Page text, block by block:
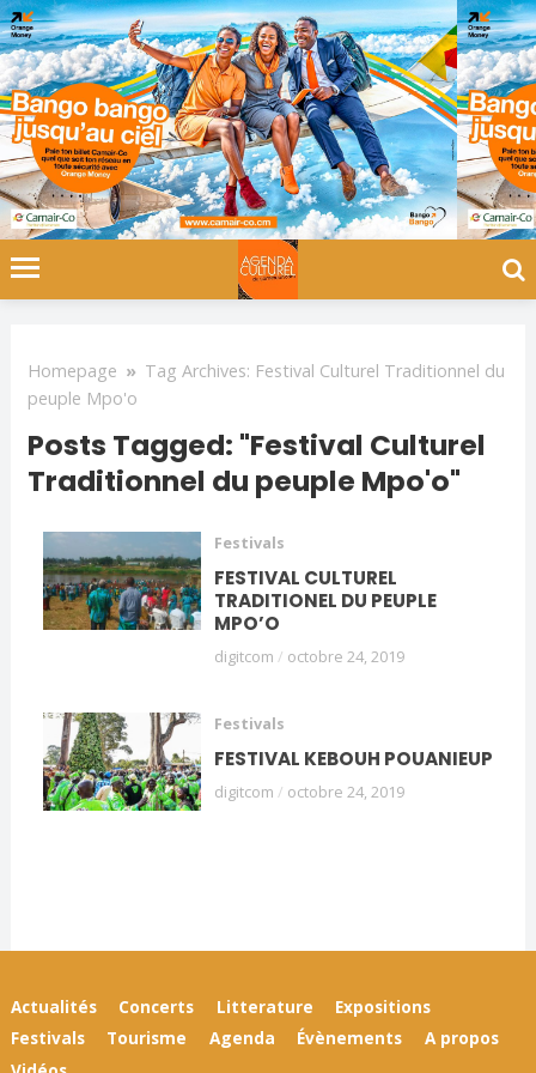
Homepage » Tag Archives: Festival Culturel Traditionnel du
peuple Mpo'o
Posts Tagged: "Festival Culturel
Traditionnel du peuple Mpo'o"
Festivals
FESTIVAL CULTUREL
TRADITIONEL DU PEUPLE
MPO’O
digitcom / octobre 24, 2019
Festivals
FESTIVAL KEBOUH POUANIEUP
digitcom / octobre 24, 2019
Actualités Concerts Litterature
Expositions
Festivals
Tourisme Agenda Évènements
A propos